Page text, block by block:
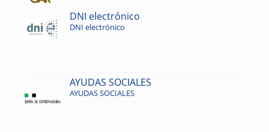
DNI electrónico
DNI electrónico
AYUDAS SOCIALES
AYUDAS SOCIALES